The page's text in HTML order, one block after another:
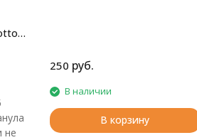
250 руб.
В наличии
В корзину
и Пряжа Gazzal Baby Cotton 25
не